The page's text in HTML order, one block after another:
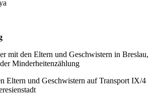
mit den Eltern und Geschwistern in Breslau,
Minderheitenzählung
Eltern und Geschwistern auf Transport IX/4